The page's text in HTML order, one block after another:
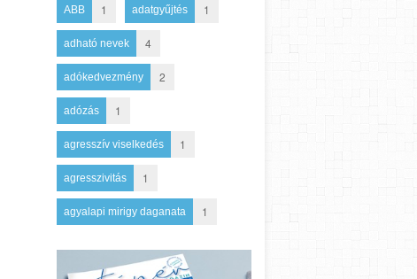
ABB 1 adatgyűjtés 1
adható nevek 4
adókedvezmény 2
adózás 1
agresszív viselkedés 1
agresszivitás 1
agyalapi mirigy daganata 1